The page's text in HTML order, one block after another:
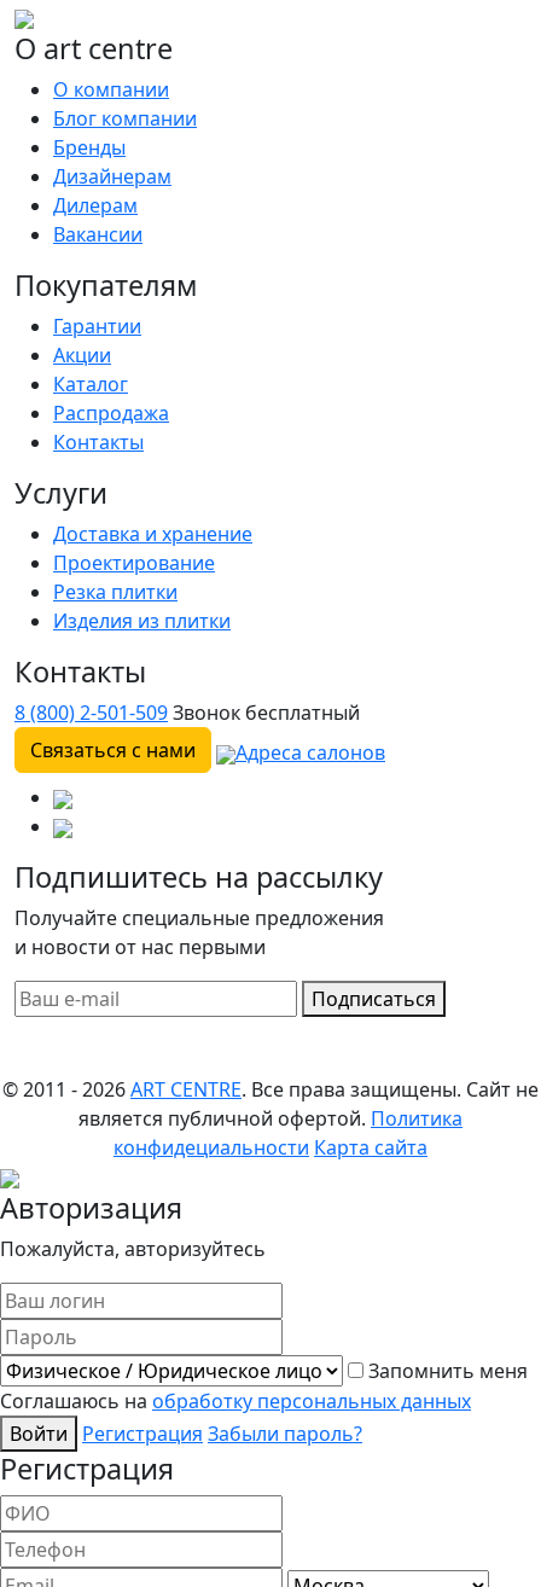
О art centre
О компании
Блог компании
Бренды
Дизайнерам
Дилерам
Вакансии
Покупателям
Гарантии
Акции
Каталог
Распродажа
Контакты
Услуги
Доставка и хранение
Проектирование
Резка плитки
Изделия из плитки
Контакты
8 (800) 2-501-509Звонок бесплатный
Связаться с нами
Адреса салонов
Подпишитесь на рассылку
Получайте специальные предложения
и новости от нас первыми
Подписаться
© 2011 - 2026ART CENTRE. Все права защищены. Сайт не
является публичной офертой. Политика
конфидециальности Карта сайта
Авторизация
Пожалуйста, авторизуйтесь
Запомнить меня
Соглашаюсь на обработку персональных данных
Войти
Регистрация Забыли пароль?
Регистрация